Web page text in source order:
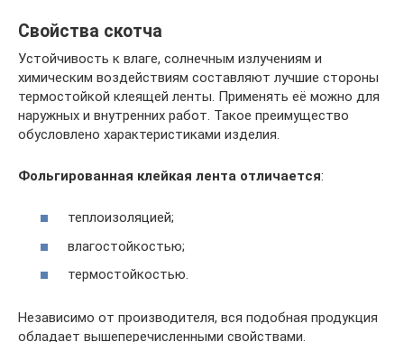
Свойства скотча
Устойчивость к влаге, солнечным излучениям и
химическим воздействиям составляют лучшие стороны
термостойкой клеящей ленты. Применять её можно для
наружных и внутренних работ. Такое преимущество
обусловлено характеристиками изделия.
Фольгированная клейкая лента отличается:
теплоизоляцией;
влагостойкостью;
термостойкостью.
Независимо от производителя, вся подобная продукция
обладает вышеперечисленными свойствами.